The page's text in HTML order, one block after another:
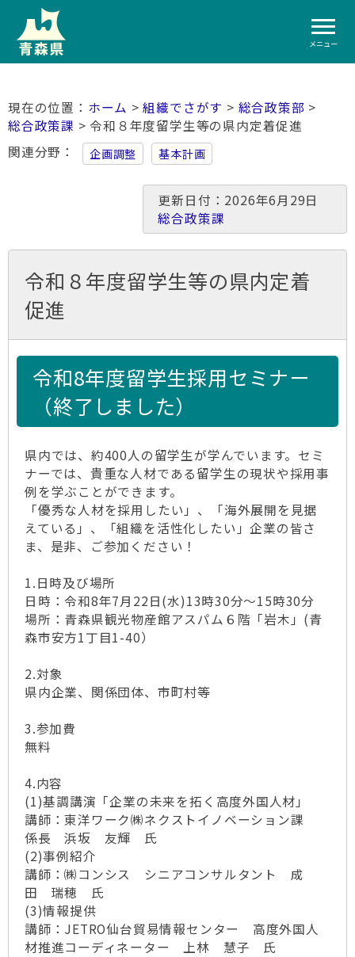
メニュー
ホーム >組織でさがす > 総合政策部 >
総合政策課 > 令和８年度留学生等の県内定着促進
関連分野
企画調整 基本計画
更新日付：2026年6月29日
総合政策課
令和８年度留学生等の県内定着
促進
令和8年度留学生採用セミナー
（終了しました）
県内では、約400人の留学生が学んでいます。セミ
ナーでは、貴重な人材である留学生の現状や採用事
例を学ぶことができます。
「優秀な人材を採用したい」、「海外展開を見据
えている」、「組織を活性化したい」企業の皆さ
ま、是非、ご参加ください！
1.日時及び場所
日時：令和8年7月22日(水)13時30分～15時30分
場所：青森県観光物産館アスパム６階「岩木」(青
森市安方1丁目1-40）
2.対象
県内企業、関係団体、市町村等
3.参加費
無料
4.内容
(1)基調講演「企業の未来を拓く高度外国人材」
講師：東洋ワーク㈱ネクストイノベーション課
係長 浜坂 友輝 氏
(2)事例紹介
講師：㈱コンシス シニアコンサルタント 成
田 瑞穂 氏
(3)情報提供
講師：JETRO仙台貿易情報センター 高度外国人
材推進コーディネーター 上林 慧子 氏